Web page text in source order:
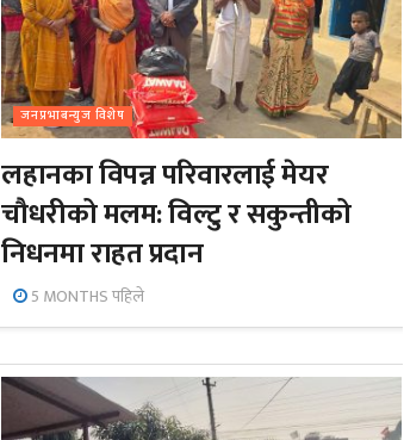
जनप्रभाबन्युज विशेष
लहानका विपन्न परिवारलाई मेयर
चौधरीको मलम: विल्टु र सकुन्तीको
निधनमा राहत प्रदान
5 MONTHS पहिले